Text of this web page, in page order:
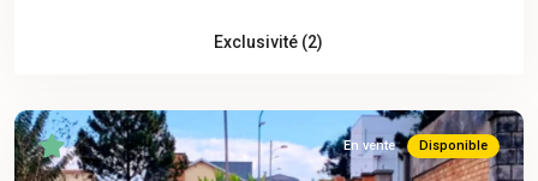
Exclusivité (2)
En vente Disponible